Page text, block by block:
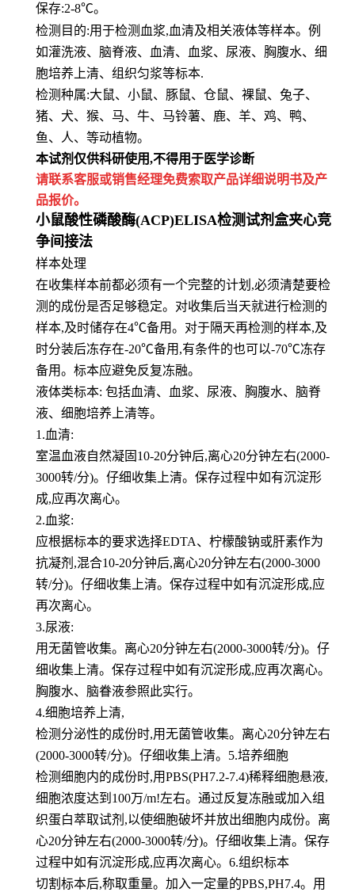
保存:2-8℃。
检测目的:用于检测血浆,血清及相关液体等样本。例
如灌洗液、脑脊液、血清、血浆、尿液、胸腹水、细
胞培养上清、组织匀浆等标本.
检测种属:大鼠、小鼠、豚鼠、仓鼠、裸鼠、兔子、
猪、犬、猴、马、牛、马铃薯、鹿、羊、鸡、鸭、
鱼、人、等动植物。
本试剂仅供科研使用,不得用于医学诊断
请联系客服或销售经理免费索取产品详细说明书及产
品报价。
小鼠酸性磷酸酶(ACP)ELISA检测试剂盒夹心竞
争间接法
样本处理
在收集样本前都必须有一个完整的计划,必须清楚要检
测的成份是否足够稳定。对收集后当天就进行检测的
样本,及时储存在4℃备用。对于隔天再检测的样本,及
时分装后冻存在-20℃备用,有条件的也可以-70℃冻存
备用。标本应避免反复冻融。
液体类标本: 包括血清、血浆、尿液、胸腹水、脑脊
液、细胞培养上清等。
1.血清:
室温血液自然凝固10-20分钟后,离心20分钟左右(2000-
3000转/分)。仔细收集上清。保存过程中如有沉淀形
成,应再次离心。
2.血浆:
应根据标本的要求选择EDTA、柠檬酸钠或肝素作为
抗凝剂,混合10-20分钟后,离心20分钟左右(2000-3000
转/分)。仔细收集上清。保存过程中如有沉淀形成,应
再次离心。
3.尿液:
用无菌管收集。离心20分钟左右(2000-3000转/分)。仔
细收集上清。保存过程中如有沉淀形成,应再次离心。
胸腹水、脑眷液参照此实行。
4.细胞培养上清,
检测分泌性的成份时,用无菌管收集。离心20分钟左右
(2000-3000转/分)。仔细收集上清。5.培养细胞
检测细胞内的成份时,用PBS(PH7.2-7.4)稀释细胞悬液,
细胞浓度达到100万/m!左右。通过反复冻融或加入组
织蛋白萃取试剂,以使细胞破坏并放出细胞内成份。离
心20分钟左右(2000-3000转/分)。仔细收集上清。保存
过程中如有沉淀形成,应再次离心。6.组织标本
切割标本后,称取重量。加入一定量的PBS,PH7.4。用